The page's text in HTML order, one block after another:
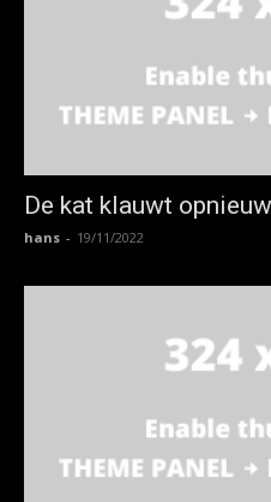
De kat klauwt
hans - 19/11/2022